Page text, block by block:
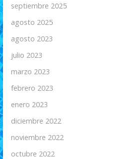
septiembre 2025
agosto 2025
agosto 2023
julio 2023
marzo 2023
febrero 2023
enero 2023
diciembre 2022
noviembre 2022
octubre 2022